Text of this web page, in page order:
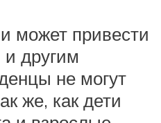
может привести
другим
не могут
же, как дети